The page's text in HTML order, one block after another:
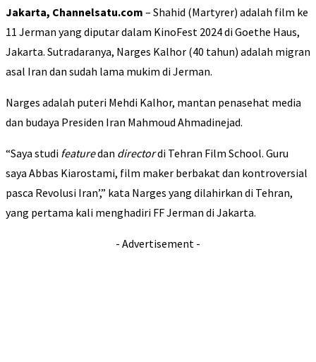
Jakarta, Channelsatu.com – Shahid (Martyrer) adalah film ke
11 Jerman yang diputar dalam KinoFest 2024 di Goethe Haus,
Jakarta. Sutradaranya, Narges Kalhor (40 tahun) adalah migran
asal Iran dan sudah lama mukim di Jerman.
Narges adalah puteri Mehdi Kalhor, mantan penasehat media
dan budaya Presiden Iran Mahmoud Ahmadinejad.
“Saya studi featuredan directordi Tehran Film School. Guru
saya Abbas Kiarostami, film maker berbakat dan kontroversial
pasca Revolusi Iran’,” kata Narges yang dilahirkan di Tehran,
yang pertama kali menghadiri FF Jerman di Jakarta.
- Advertisement -